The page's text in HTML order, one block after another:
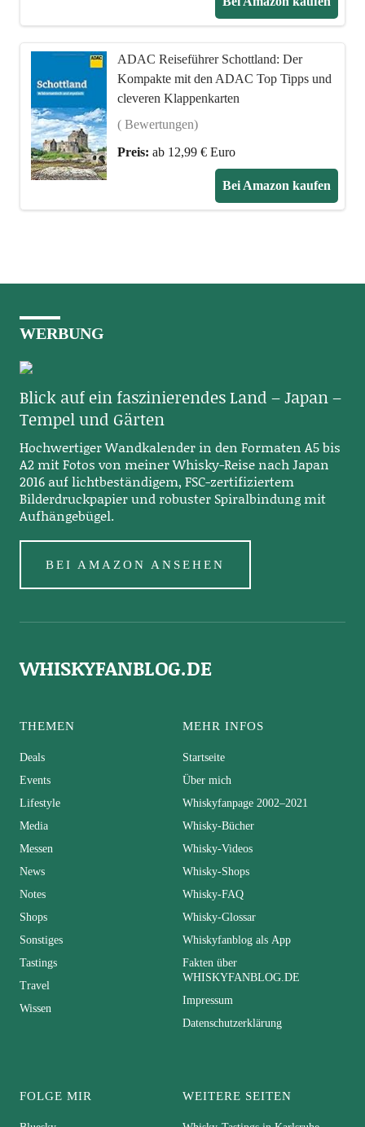
ADAC Reiseführer Schottland: Der
Kompakte mit den ADAC Top Tipps und
cleveren Klappenkarten
( Bewertungen)
Preis: ab 12,99 € Euro
Bei Amazon kaufen
WERBUNG
Blick auf ein faszinierendes Land – Japan –
Tempel und Gärten
Hochwertiger Wandkalender in den Formaten A5 bis
A2 mit Fotos von meiner Whisky-Reise nach Japan
2016 auf lichtbeständigem, FSC-zertifiziertem
Bilderdruckpapier und robuster Spiralbindung mit
Aufhängebügel.
BEI AMAZON ANSEHEN
WHISKYFANBLOG.DE
THEMEN
Deals
Events
Lifestyle
Media
Messen
News
Notes
Shops
Sonstiges
Tastings
Travel
Wissen
MEHR INFOS
Startseite
Über mich
Whiskyfanpage 2002–2021
Whisky-Bücher
Whisky-Videos
Whisky-Shops
Whisky-FAQ
Whisky-Glossar
Whiskyfanblog als App
Fakten über
WHISKYFANBLOG.DE
Impressum
Datenschutzerklärung
FOLGE MIR WEITERE SEITEN